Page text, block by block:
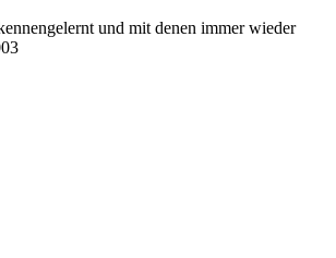
und mit denen immer wieder